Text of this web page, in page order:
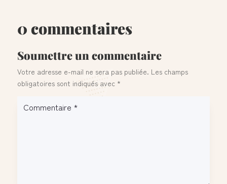
0 commentaires
Soumettre un commentaire
Votre adresse e-mail ne sera pas publiée. Les champs
obligatoires sont indiqués avec *